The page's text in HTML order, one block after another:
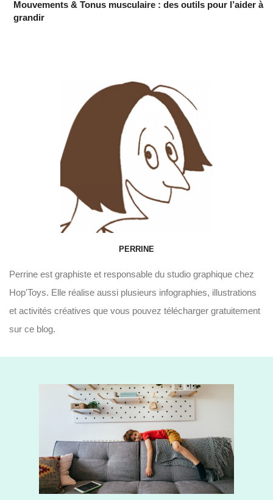
Mouvements & Tonus musculaire : des outils pour l’aider à
grandir
PERRINE
Perrine est graphiste et responsable du studio graphique chez
Hop'Toys. Elle réalise aussi plusieurs infographies, illustrations
et activités créatives que vous pouvez télécharger gratuitement
sur ce blog.